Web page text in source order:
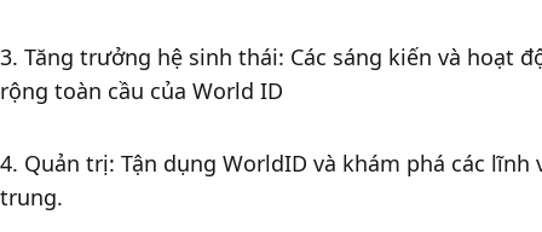
3. Tăng trưởng hệ sinh thái: Các sáng kiến ​​và hoạt
rộng toàn cầu của World ID
4. Quản trị: Tận dụng WorldID và khám phá các
trung.